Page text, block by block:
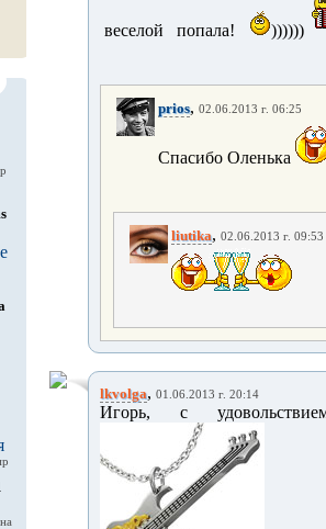
веселой попала! ))))))
prios, 02.06.2013 г. 06:25
Спасибо Оленька
liutika, 02.06.2013 г. 09:53
lkvolga, 01.06.2013 г. 20:14
Игорь, с